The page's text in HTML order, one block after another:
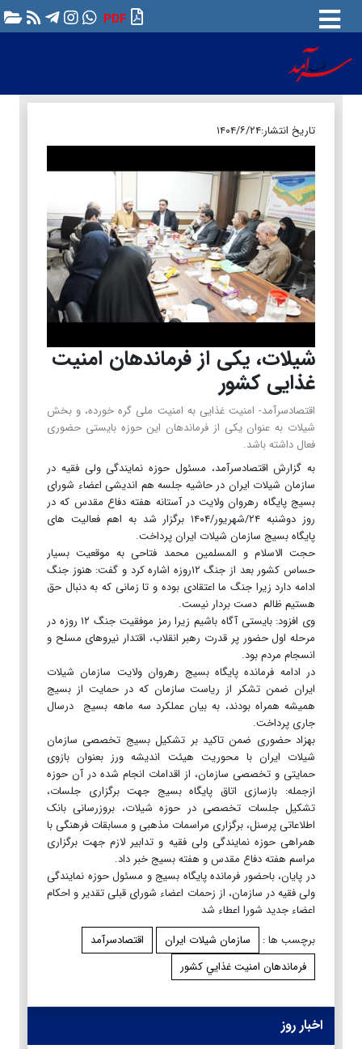
PDF
تاریخ انتشار:۱۴۰۴/۶/۲۴
شیلات، یکی از فرماندهان امنیت
غذایی کشور
اقتصادسرآمد- امنیت غذایی به امنیت ملی گره خورده، و بخش
شیلات به عنوان یکی از فرماندهان این حوزه بایستی حضوری
فعال داشته باشد.
به گزارش اقتصادسرآمد، مسئول حوزه نمایندگی ولی فقیه در
سازمان شیلات ایران در حاشیه جلسه هم اندیشی اعضاء شورای
بسیج پایگاه رهروان ولایت در آستانه هفته دفاع مقدس که در
روز دوشنبه ۲۴/شهریور/۱۴۰۴ برگزار شد به اهم فعالیت های
پایگاه بسیج سازمان شیلات ایران پرداخت.
حجت الاسلام و المسلمین محمد فتاحی به موقعیت بسیار
حساس کشور بعد از جنگ ۱۲روزه اشاره کرد و گفت: هنوز جنگ
ادامه دارد زیرا جنگ ما اعتقادی بوده و تا زمانی که به دنبال حق
هستیم ظالم دست بردار نیست.
وی افزود: بایستی آگاه باشیم زیرا رمز موفقیت جنگ ۱۲ روزه در
مرحله اول حضور پر قدرت رهبر انقلاب، اقتدار نیروهای مسلح و
انسجام مردم بود.
در ادامه فرمانده پایگاه بسیج رهروان ولایت سازمان شیلات
ایران ضمن تشکر از ریاست سازمان که در حمایت از بسیج
همیشه همراه بودند، به بیان عملکرد سه ماهه بسیج درسال
جاری پرداخت.
بهزاد حضوری ضمن تاکید بر تشکیل بسیج تخصصی سازمان
شیلات ایران با محوریت هیئت اندیشه ورز بعنوان بازوی
حمایتی و تخصصی سازمان، از اقدامات انجام شده در آن حوزه
ازجمله: بازسازی اتاق پایگاه بسیج جهت برگزاری جلسات،
تشکیل جلسات تخصصی در حوزه شیلات، بروزرسانی بانک
اطلاعاتی پرسنل، برگزاری مراسمات مذهبی و مسابقات فرهنگی با
همراهی حوزه نمایندگی ولی فقیه و تدابیر لازم جهت برگزاری
مراسم هفته دفاع مقدس و هفته بسیج خبر داد.
در پایان، باحضور فرمانده پایگاه بسیج و مسئول حوزه نمایندگی
ولی فقیه در سازمان، از زحمات اعضاء شورای قبلی تقدیر و احکام
اعضاء جدید شورا اعطاء شد
برچسب ها :
سازمان شيلات ايران
اقتصادسرآمد
فرماندهان امنيت غذايي كشور
اخبار روز